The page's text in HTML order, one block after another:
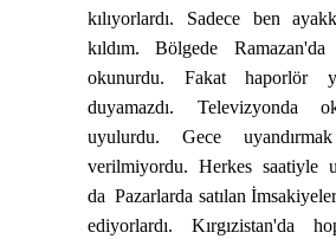
kılıyorlardı. Sadece ben
kıldım. Bölgede Ramazan'da
okunurdu. Fakat haporlör
duyamazdı. Televizyonda
uyulurdu. Gece
verilmiyordu. Herkes saatiyle
da Pazarlarda satılan
ediyorlardı. Kırgızistan'da